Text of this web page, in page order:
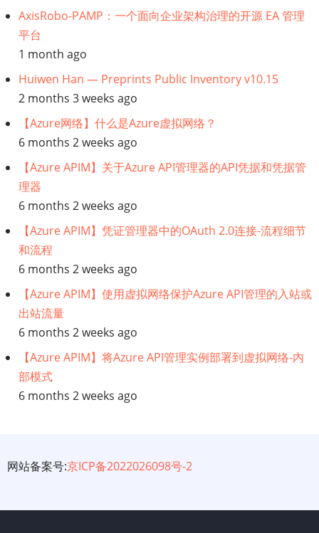
AxisRobo-PAMP：一个面向企业架构治理的开源 EA 管理
平台
1 month ago
Huiwen Han — Preprints Public Inventory v10.15
2 months 3 weeks ago
【Azure网络】什么是Azure虚拟网络？
6 months 2 weeks ago
【Azure APIM】关于Azure API管理器的API凭据和凭据管
理器
6 months 2 weeks ago
【Azure APIM】凭证管理器中的OAuth 2.0连接-流程细节
和流程
6 months 2 weeks ago
【Azure APIM】使用虚拟网络保护Azure API管理的入站或
出站流量
6 months 2 weeks ago
【Azure APIM】将Azure API管理实例部署到虚拟网络-内
部模式
6 months 2 weeks ago
网站备案号:京ICP备2022026098号-2